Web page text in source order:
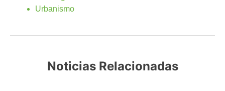
Urbanismo
Noticias Relacionadas